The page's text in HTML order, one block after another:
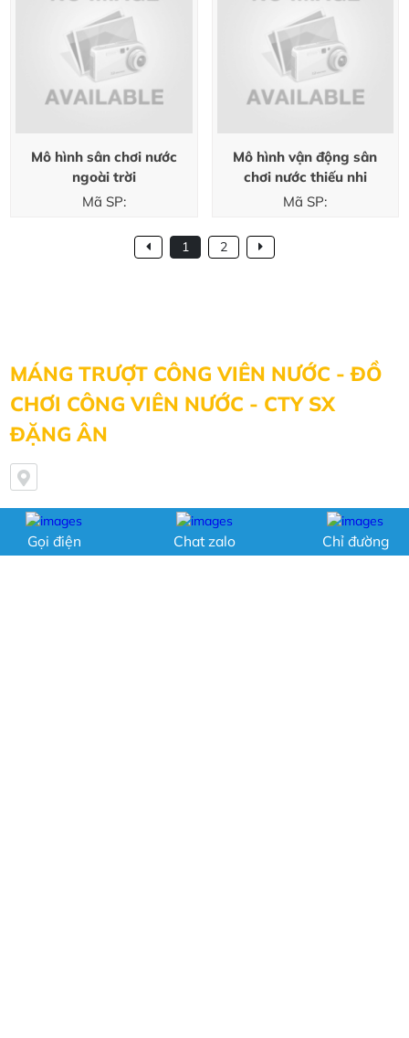
Mô hình sân chơi nước
ngoài trời
Mã SP:
Mô hình vận động sân
chơi nước thiếu nhi
Mã SP:
1 2
MÁNG TRƯỢT CÔNG VIÊN NƯỚC - ĐỒ
CHƠI CÔNG VIÊN NƯỚC - CTY SX
ĐẶNG ÂN
0903155082, 0967770918 , 0984757900 , 0966727035,
0816470977
Gọi điện Chat zalo Chỉ đường